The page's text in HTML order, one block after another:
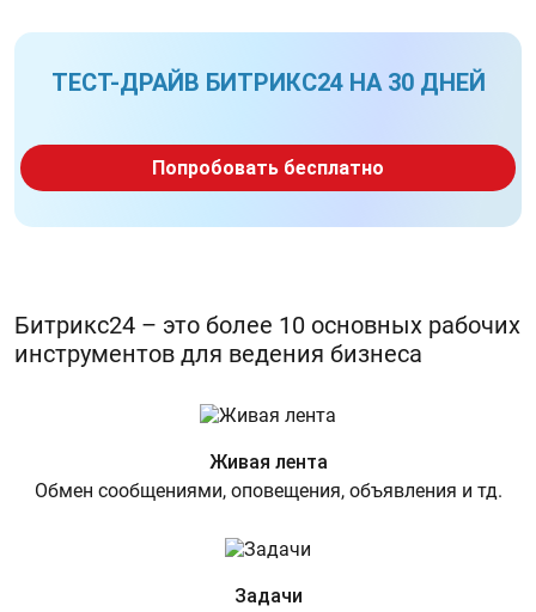
ТЕСТ-ДРАЙВ БИТРИКС24 НА 30 ДНЕЙ
Попробовать бесплатно
Битрикс24 – это более 10 основных рабочих
инструментов для ведения бизнеса
Живая лента
Обмен сообщениями, оповещения, объявления и тд.
Задачи